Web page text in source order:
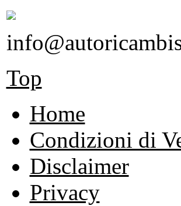
Top
Home
Condizioni di
Disclaimer
Privacy